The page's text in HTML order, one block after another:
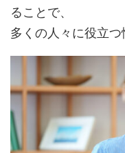
ることで、
多くの人々に役立つ